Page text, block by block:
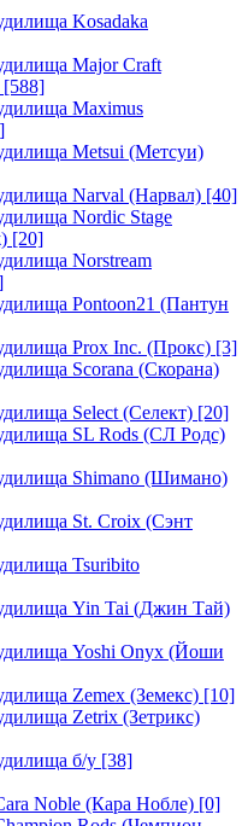
Kosadaka
Major Craft
[588]
Maximus
Metsui (Метсуи)
Narval (Нарвал) [40]
Nordic Stage
[20]
Norstream
Pontoon21 (Пантун
Prox Inc. (Прокс) [3]
Scorana (Скорана)
Select (Селект) [20]
SL Rods (СЛ Родс)
Shimano (Шимано)
St. Croix (Сэнт
Tsuribito
Yin Tai (Джин Тай)
Yoshi Onyx (Йоши
Zemex (Земекс) [10]
Zetrix (Зетрикс)
б/у [38]
Noble (Кара Нобле) [0]